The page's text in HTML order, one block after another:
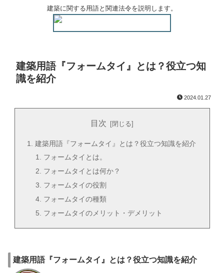
建築に関する用語と関連法令を説明します。
建築用語『フォームタイ』とは？役立つ知
識を紹介
2024.01.27
目次
建築用語『フォームタイ』とは？役立つ知識を紹介
フォームタイとは。
フォームタイとは何か？
フォームタイの役割
フォームタイの種類
フォームタイのメリット・デメリット
建築用語『フォームタイ』とは？役立つ知識を紹介